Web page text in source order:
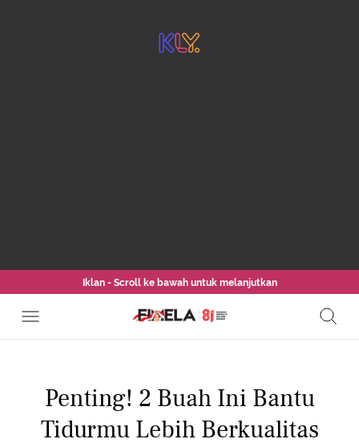
Iklan - Scroll ke bawah untuk melanjutkan
Penting! 2 Buah Ini Bantu
Tidurmu Lebih Berkualitas